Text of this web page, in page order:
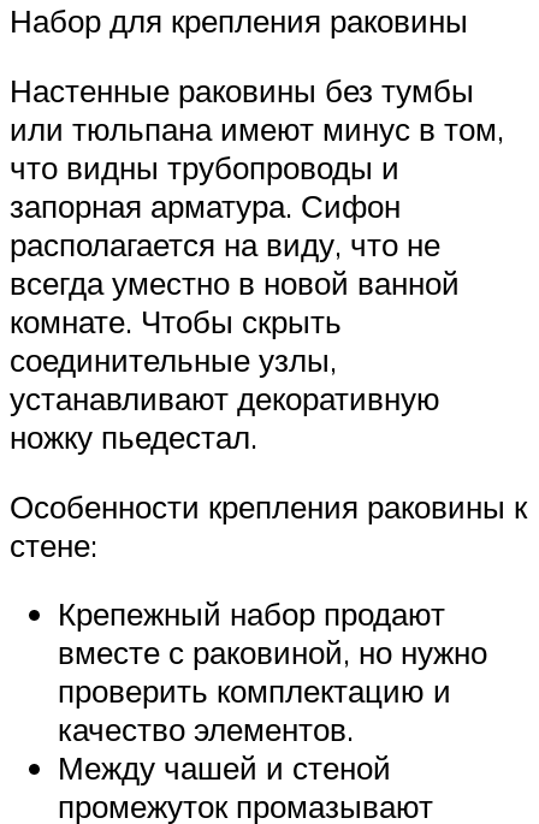
Набор для крепления раковины
Настенные раковины без тумбы
или тюльпана имеют минус в том,
что видны трубопроводы и
запорная арматура. Сифон
располагается на виду, что не
всегда уместно в новой ванной
комнате. Чтобы скрыть
соединительные узлы,
устанавливают декоративную
ножку пьедестал.
Особенности крепления раковины к
стене:
Крепежный набор продают
вместе с раковиной, но нужно
проверить комплектацию и
качество элементов.
Между чашей и стеной
промежуток промазывают